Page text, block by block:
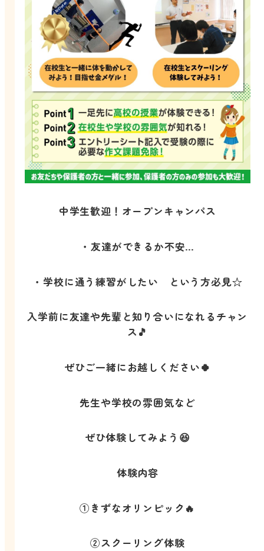
中学生歓迎！オープンキャンパス
・友達ができるか不安…
・学校に通う練習がしたい という方必見☆
入学前に友達や先輩と知り合いになれるチャン
ス🎵
ぜひご一緒にお越しください🍀
先生や学校の雰囲気など
ぜひ体験してみよう😆
体験内容
①きずなオリンピック🔥
②スクーリング体験